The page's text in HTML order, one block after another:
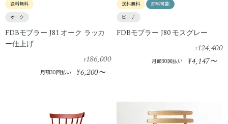
送料無料
オーク
FDBモブラー J81 オーク ラッカ
ー仕上げ
¥186,000
月額30回払い ¥6,200〜
送料無料
即納可能
ビーチ
FDBモブラー J80 モスグレー
¥124,400
月額30回払い ¥4,147〜